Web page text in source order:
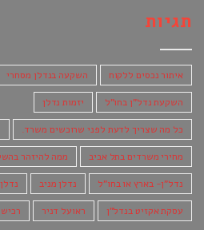
תגיות
איתור נכסים ללקוח השקעה בנדלן מסחרי
השקעת נדל"ן בחו"ל יזמות נדלן
כל מה שצריך לדעת לפני שרוכשים משרד.
מחירי משרדים בתל אביב ממה להיזהר
נדל"ן- בארץ או בחו"ל נדלן מניב
עסקת אקזיט בנדל"ן ראועל דניר